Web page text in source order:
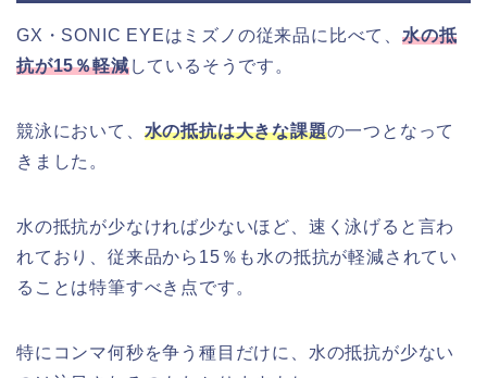
GX・SONIC EYEはミズノの従来品に比べて、 水の抵
抗が15％軽減しているそうです。
競泳において、 水の抵抗は大きな課題の一つとなって
きました。
水の抵抗が少なければ少ないほど、速く泳げると言わ
れており、従来品から15％も水の抵抗が軽減されてい
ることは特筆すべき点です。
特にコンマ何秒を争う種目だけに、水の抵抗が少ない